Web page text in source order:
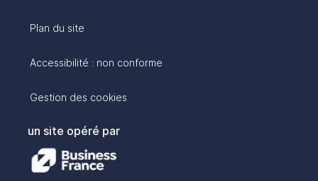
Plan du site
Accessibilité : non conforme
Gestion des cookies
un site opéré par